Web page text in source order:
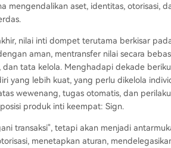
mengendalikan aset, identitas, otorisasi,
nilai inti dompet terutama berkisar
aman, mentransfer nilai secara
tata kelola. Menghadapi dekade
yang lebih kuat, yang perlu dikelola
wewenang, tugas otomatis, dan
produk inti keempat: Sign.
transaksi", tetapi akan menjadi
menetapkan aturan,